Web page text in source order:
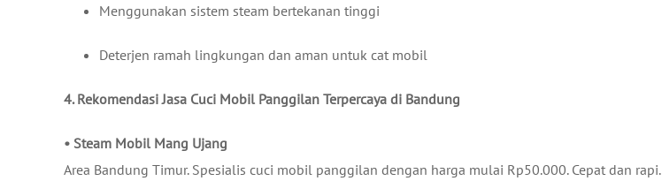
Menggunakan sistem steam bertekanan tinggi
Deterjen ramah lingkungan dan aman untuk cat mobil
4. Rekomendasi Jasa Cuci Mobil Panggilan Terpercaya di Bandung
• Steam Mobil Mang Ujang
Area Bandung Timur. Spesialis cuci mobil panggilan dengan harga mulai Rp50.000. Cepat dan rapi.